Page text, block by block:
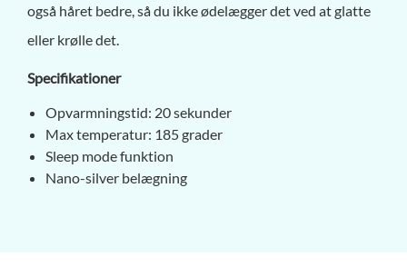
også håret bedre, så du ikke ødelægger det ved at glatte
eller krølle det.
Specifikationer
Opvarmningstid: 20 sekunder
Max temperatur: 185 grader
Sleep mode funktion
Nano-silver belægning